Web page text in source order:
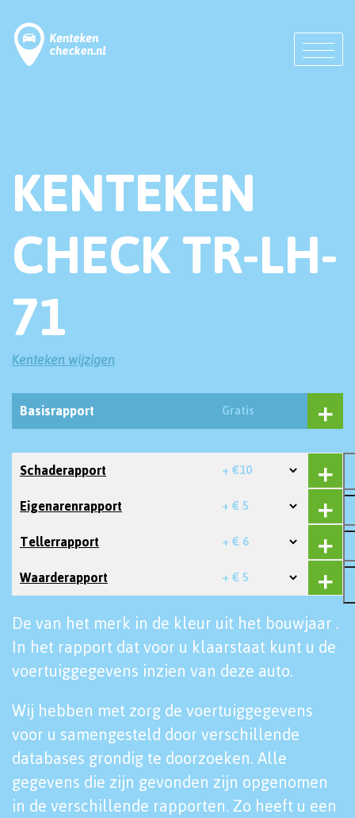
KENTEKEN
CHECK TR-LH-
71
Kenteken wijzigen
Basisrapport Gratis
Schaderapport + €10
Eigenarenrapport + € 5
Tellerrapport + € 6
Waarderapport + € 5
De van het merk in de kleur uit het bouwjaar .
In het rapport dat voor u klaarstaat kunt u de
voertuiggegevens inzien van deze auto.
Wij hebben met zorg de voertuiggegevens
voor u samengesteld door verschillende
databases grondig te doorzoeken. Alle
gegevens die zijn gevonden zijn opgenomen
in de verschillende rapporten. Zo heeft u een